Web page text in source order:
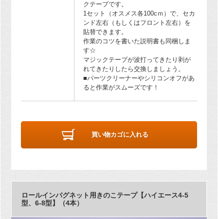
クテープです。
1セット（オスメス各100cｍ）で、セカ
ンド左右（もしくはフロント左右）を
貼替できます。
作業のコツを書いた説明書も同梱しま
す☆
マジックテープが波打ってきたり剥が
れてきたりしたら交換しましょう。
■パーツクリーナーやシリコンオフがあ
ると作業がスムーズです！
買い物カゴに入れる
ロールインバグネット用きのこテープ【ハイエース4-5
型、6-8型】（4本）